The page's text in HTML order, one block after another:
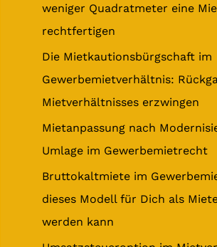
n
weniger Quadratmeter eine
rechtfertigen
Die Mietkautionsbürgschaft im
Gewerbemietverhältnis:
Mietverhältnisses erzwingen
Mietanpassung nach
Umlage im Gewerbemietrecht
Bruttokaltmiete im
dieses Modell für Dich als
werden kann